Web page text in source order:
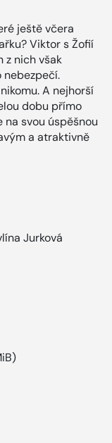
ještě včera
Viktor s Žofií
z nich však
nebezpečí.
A nejhorší
dobu přímo
na svou úspěšnou
a atraktivně
Jurková